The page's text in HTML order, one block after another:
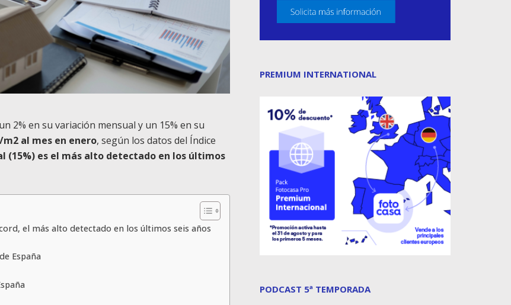
2% en su variación mensual y un 15% en su
m2 al mes en enero, según los datos del Índice
(15%) es el más alto detectado en los últimos
el más alto detectado en los últimos seis años
España
PREMIUM INTERNATIONAL
PODCAST 5ª TEMPORADA